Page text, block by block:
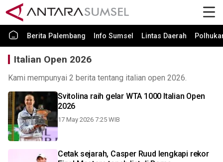
Berita Palembang Info Sumsel Lintas Daerah
Italian Open 2026
Kami mempunyai 2 berita tentang italian open 2026.
Svitolina raih gelar WTA 1000 Italian Open
2026
17 May 2026 7:25 WIB
Cetak sejarah, Casper Ruud lengkapi rekor